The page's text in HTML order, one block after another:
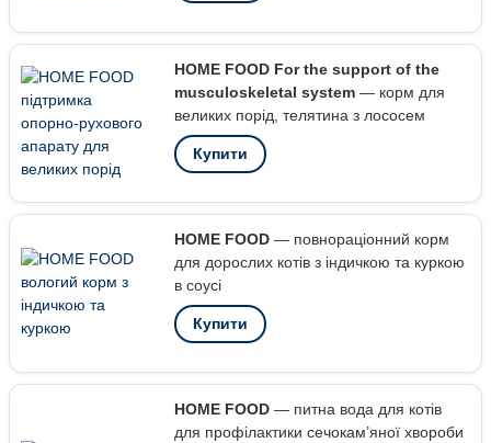
HOME FOOD For the support of the
musculoskeletal system— корм для
великих порід, телятина з лососем
Купити
HOME FOOD— повнораціонний корм
для дорослих котів з індичкою та куркою
в соусі
Купити
HOME FOOD— питна вода для котів
для профілактики сечокам’яної хвороби